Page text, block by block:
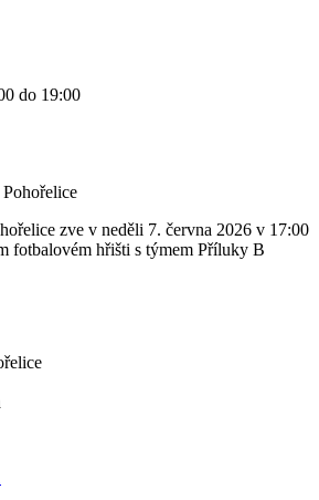
do 19:00
zve v neděli 7. června 2026 v 17:00
fotbalovém hřišti s týmem Příluky B